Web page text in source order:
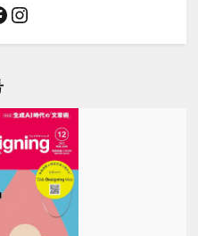
Instagram